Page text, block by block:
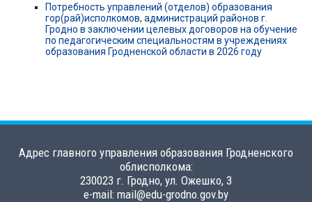
Потребность управлений (отделов) образования
гор(рай)исполкомов, администраций районов г.
Гродно в заключении целевых договоров на обучение
по педагогическим специальностям в учреждениях
образования Гродненской области в 2026 году
Адрес главного управления образования Гродненского
облисполкома:
230023 г. Гродно, ул. Ожешко, 3
e-mail: mail@edu-grodno.gov.by